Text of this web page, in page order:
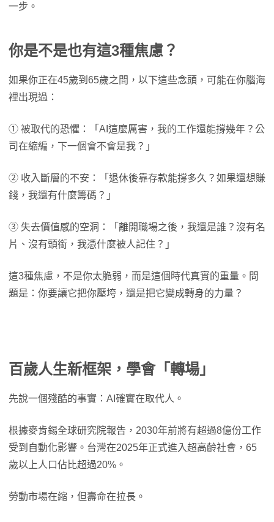
一步。
你是不是也有這3種焦慮？
如果你正在45歲到65歲之間，以下這些念頭，可能在你腦海
裡出現過：
① 被取代的恐懼：「AI這麼厲害，我的工作還能撐幾年？公
司在縮編，下一個會不會是我？」
② 收入斷層的不安：「退休後靠存款能撐多久？如果還想賺
錢，我還有什麼籌碼？」
③ 失去價值感的空洞：「離開職場之後，我還是誰？沒有名
片、沒有頭銜，我憑什麼被人記住？」
這3種焦慮，不是你太脆弱，而是這個時代真實的重量。問
題是：你要讓它把你壓垮，還是把它變成轉身的力量？
百歲人生新框架，學會「轉場」
先說一個殘酷的事實：AI確實在取代人。
根據麥肯錫全球研究院報告，2030年前將有超過8億份工作
受到自動化影響。台灣在2025年正式進入超高齡社會，65
歲以上人口佔比超過20%。
勞動市場在縮，但壽命在拉長。